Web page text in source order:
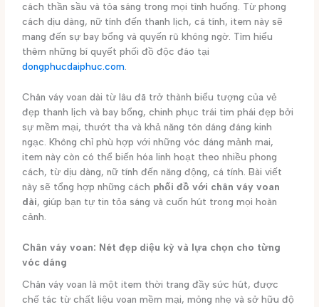
cách thần sầu và tỏa sáng trong mọi tình huống. Từ phong
cách dịu dàng, nữ tính đến thanh lịch, cá tính, item này sẽ
mang đến sự bay bổng và quyến rũ không ngờ. Tìm hiểu
thêm những bí quyết phối đồ độc đáo tại
dongphucdaiphuc.com.
Chân váy voan dài từ lâu đã trở thành biểu tượng của vẻ
đẹp thanh lịch và bay bổng, chinh phục trái tim phái đẹp bởi
sự mềm mại, thướt tha và khả năng tôn dáng đáng kinh
ngạc. Không chỉ phù hợp với những vóc dáng mảnh mai,
item này còn có thể biến hóa linh hoạt theo nhiều phong
cách, từ dịu dàng, nữ tính đến năng động, cá tính. Bài viết
này sẽ tổng hợp những cách phối đồ với chân váy voan
dài, giúp bạn tự tin tỏa sáng và cuốn hút trong mọi hoàn
cảnh.
Chân váy voan: Nét đẹp diệu kỳ và lựa chọn cho từng
vóc dáng
Chân váy voan là một item thời trang đầy sức hút, được
chế tác từ chất liệu voan mềm mại, mỏng nhẹ và sở hữu độ